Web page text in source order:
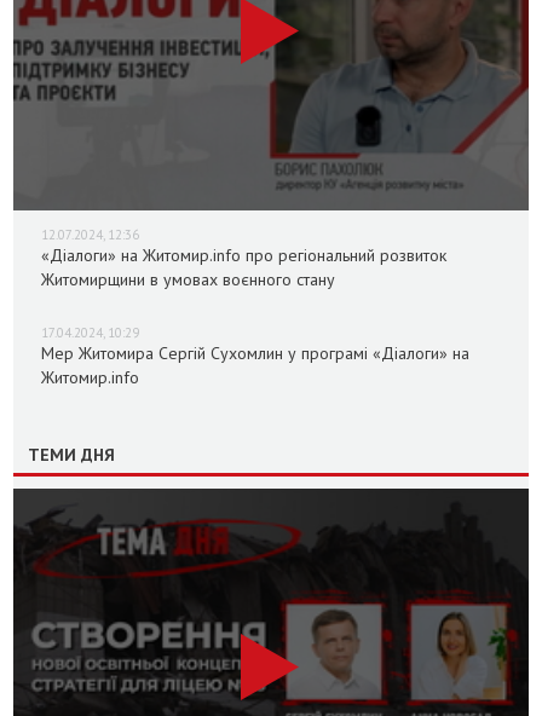
12.07.2024, 12:36
«Діалоги» на Житомир.info про регіональний розвиток
Житомирщини в умовах воєнного стану
17.04.2024, 10:29
Мер Житомира Сергій Сухомлин у програмі «Діалоги» на
Житомир.info
ТЕМИ ДНЯ